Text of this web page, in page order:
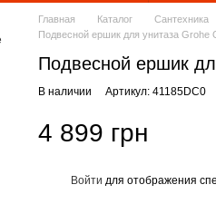
Главная Каталог Сантехника
Подвесной ершик для унитаза Grohe
Подвесной ершик
В наличии Артикул: 41185DC0
4 899 грн
Войти для отображения